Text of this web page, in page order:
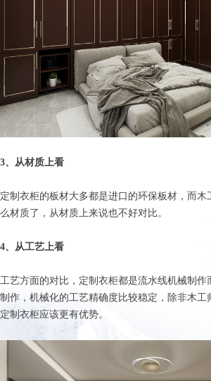
3、从材质上看
定制衣柜的板材大多都是进口的环保板材，而
么材质了，从材质上来说也不好对比。
4、从工艺上看
工艺方面的对比，定制衣柜都是流水线机械制作
制作，机械化的工艺精确度比较稳定，除非木工
定制衣柜应该更有优势。